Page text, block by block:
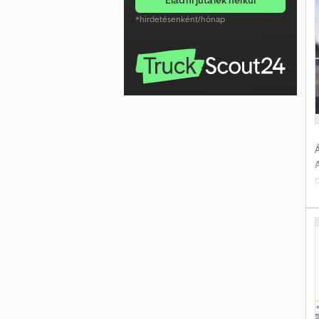
*hirdetésenként/hónap